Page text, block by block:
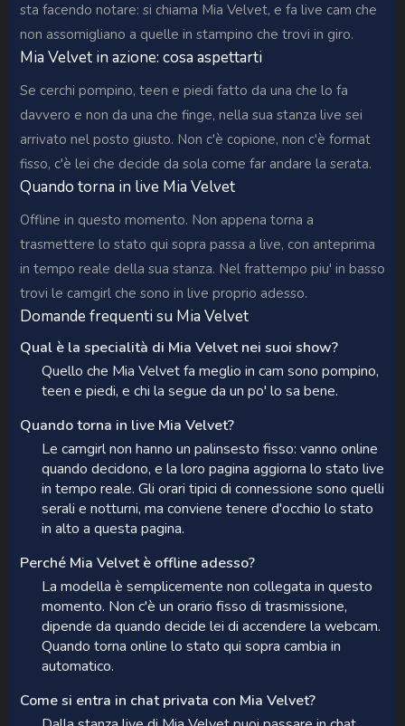
sta facendo notare: si chiama Mia Velvet, e fa live cam che
non assomigliano a quelle in stampino che trovi in giro.
Mia Velvet in azione: cosa aspettarti
Se cerchi pompino, teen e piedi fatto da una che lo fa
davvero e non da una che finge, nella sua stanza live sei
arrivato nel posto giusto. Non c'è copione, non c'è format
fisso, c'è lei che decide da sola come far andare la serata.
Quando torna in live Mia Velvet
Offline in questo momento. Non appena torna a
trasmettere lo stato qui sopra passa a live, con anteprima
in tempo reale della sua stanza. Nel frattempo piu' in basso
trovi le camgirl che sono in live proprio adesso.
Domande frequenti su Mia Velvet
Qual è la specialità di Mia Velvet nei suoi show?
Quello che Mia Velvet fa meglio in cam sono pompino,
teen e piedi, e chi la segue da un po' lo sa bene.
Quando torna in live Mia Velvet?
Le camgirl non hanno un palinsesto fisso: vanno online
quando decidono, e la loro pagina aggiorna lo stato live
in tempo reale. Gli orari tipici di connessione sono quelli
serali e notturni, ma conviene tenere d'occhio lo stato
in alto a questa pagina.
Perché Mia Velvet è offline adesso?
La modella è semplicemente non collegata in questo
momento. Non c'è un orario fisso di trasmissione,
dipende da quando decide lei di accendere la webcam.
Quando torna online lo stato qui sopra cambia in
automatico.
Come si entra in chat privata con Mia Velvet?